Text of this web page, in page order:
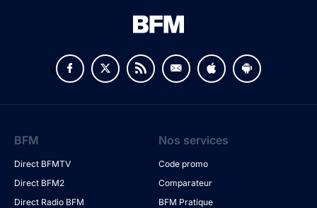
v
BFM
Direct BFMTV
Direct BFM2
Direct Radio BFM
Nos services
Code promo
Comparateur
BFM Pratique